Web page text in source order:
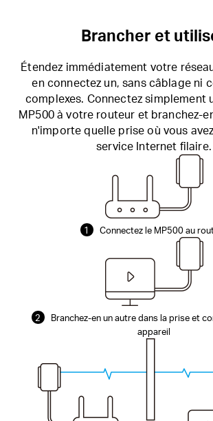
Brancher et
Étendez immédiatement votre
en connectez un, sans câblage ni
complexes. Connectez simplement
MP500 à votre routeur et branchez-
n'importe quelle prise où vous
service Internet filaire.
1 Connectez le MP500 au
2
Branchez-en un autre dans la prise et
appareil